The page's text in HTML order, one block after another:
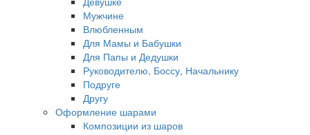
Мужчине
Влюбленным
Для Мамы и Бабушки
Для Папы и Дедушки
Руководителю, Боссу, Начальнику
Подруге
Другу
Оформление шарами
Композиции из шаров